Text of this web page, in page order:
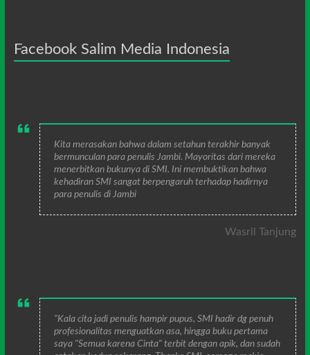
Facebook Salim Media Indonesia
Kita merasakan bahwa dalam setahun terakhir banyak
bermunculan para penulis Jambi. Mayoritas dari mereka
menerbitkan bukunya di SMI. Ini membuktikan bahwa
kehadiran SMI sangat berpengaruh terhadap hadirnya
para penulis di Jambi
Wasril Tanjung
"Kala cita jadi penulis hampir pupus, SMI hadir dg penuh
profesionalitas menguatkan asa, hingga buku pertama
saya "Semua karena Cinta" terbit dengan apik, dan sudah